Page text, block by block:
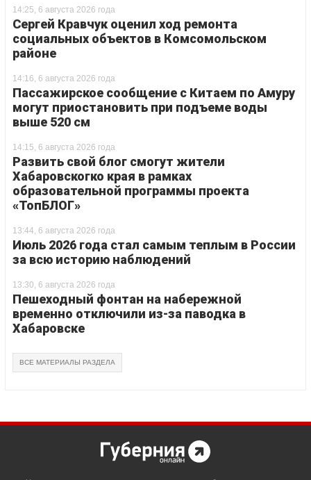
14:25, 6 августа 2026 года
Сергей Кравчук оценил ход ремонта
социальных объектов в Комсомольском
районе
14:16, 6 августа 2026 года
Пассажирское сообщение с Китаем по Амуру
могут приостановить при подъеме воды
выше 520 см
14:15, 6 августа 2026 года
Развить свой блог смогут жители
Хабаровскогко края в рамках
образовательной программы проекта
«ТопБЛОГ»
13:44, 6 августа 2026 года
Июль 2026 года стал самым теплым в России
за всю историю наблюдений
13:30, 6 августа 2026 года
Пешеходный фонтан на набережной
временно отключили из-за паводка в
Хабаровске
ВСЕ МАТЕРИАЛЫ РАЗДЕЛА